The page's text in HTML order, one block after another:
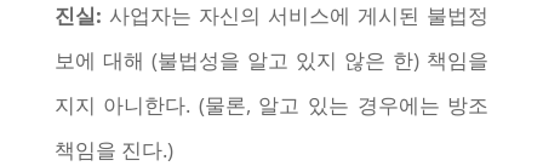
진실: 사업자는 자신의 서비스에 게시된 불법정
보에 대해 (불법성을 알고 있지 않은 한) 책임을
지지 아니한다. (물론, 알고 있는 경우에는 방조
책임을 진다.)